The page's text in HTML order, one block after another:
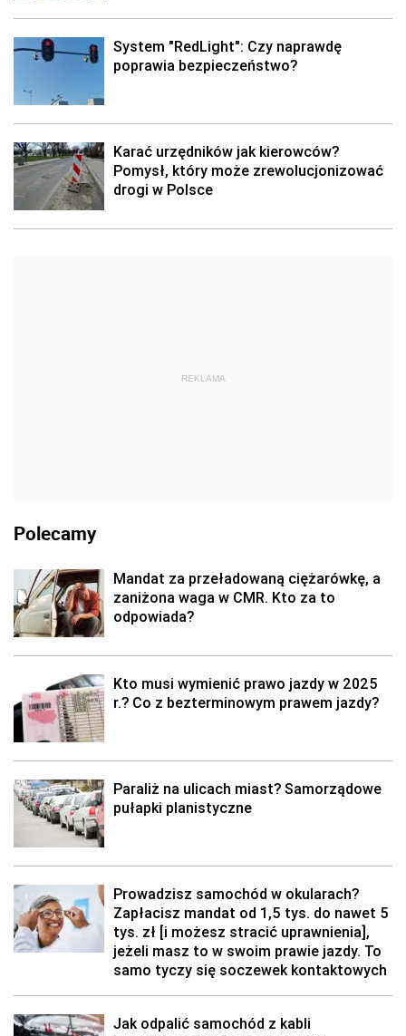
System "RedLight": Czy naprawdę
poprawia bezpieczeństwo?
Karać urzędników jak kierowców?
Pomysł, który może zrewolucjonizować
drogi w Polsce
REKLAMA
Polecamy
Mandat za przeładowaną ciężarówkę, a
zaniżona waga w CMR. Kto za to
odpowiada?
Kto musi wymienić prawo jazdy w 2025
r.? Co z bezterminowym prawem jazdy?
Paraliż na ulicach miast? Samorządowe
pułapki planistyczne
Prowadzisz samochód w okularach?
Zapłacisz mandat od 1,5 tys. do nawet 5
tys. zł [i możesz stracić uprawnienia],
jeżeli masz to w swoim prawie jazdy. To
samo tyczy się soczewek kontaktowych
Jak odpalić samochód z kabli